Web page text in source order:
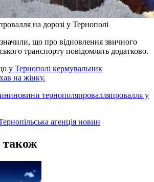
на дорозі у Тернополі
що про відновлення звичного
транспорту повідомлять додатково.
у Тернополі кермувальник
на жінку.
новини тернополяпровалляпровалля у
агенція новин
також